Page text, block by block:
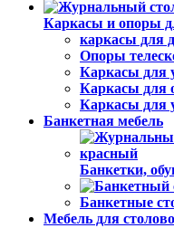
Каркасы и опоры
каркасы для
Опоры
Каркасы для
Каркасы для
Каркасы для
Банкетная мебель
Банкетки,
Банкетные
Мебель для